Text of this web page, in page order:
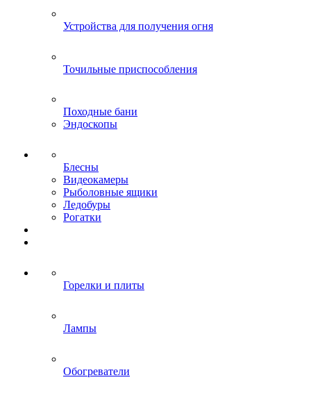
Устройства для получения огня
Точильные приспособления
Походные бани
Эндоскопы
Блесны
Видеокамеры
Рыболовные ящики
Ледобуры
Рогатки
Горелки и плиты
Лампы
Обогреватели